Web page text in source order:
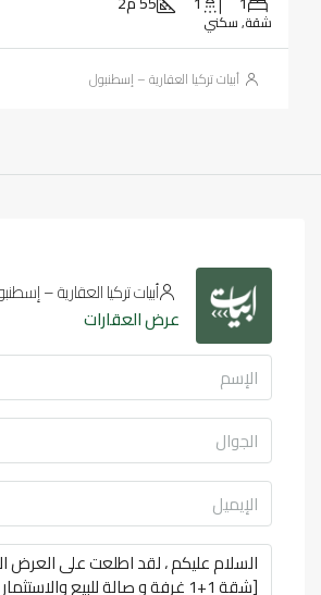
شقة, سكني
أبيات تركيا العقارية – إسطنبول
أبيات تركيا العقارية –
عرض العقارات